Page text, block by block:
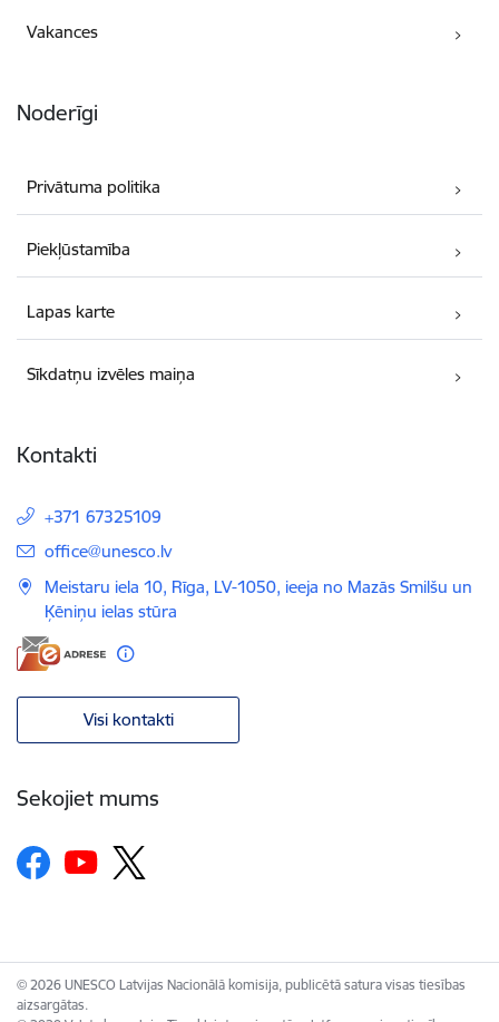
Vakances
Noderīgi
Privātuma politika
Piekļūstamība
Lapas karte
Sīkdatņu izvēles maiņa
Kontakti
+371 67325109
E-pasts:
office@unesco.lv
Meistaru iela 10, Rīga, LV-1050, ieeja no Mazās Smilšu un
Ķēniņu ielas stūra
Visi kontakti
Sekojiet mums
© 2026 UNESCO Latvijas Nacionālā komisija, publicētā satura visas tiesības
aizsargātas.